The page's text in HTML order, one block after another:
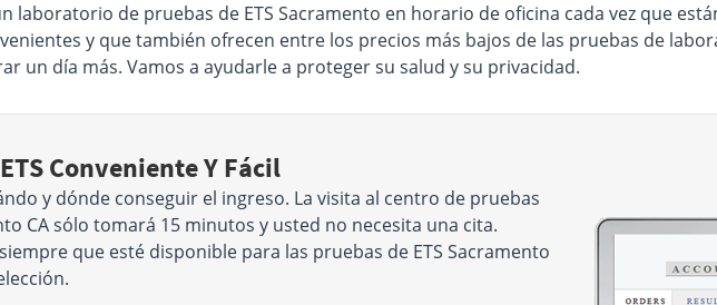
laboratorio de pruebas de ETS Sacramento en horario de oficina cada vez que
y que también ofrecen entre los precios más bajos de las pruebas de
un día más. Vamos a ayudarle a proteger su salud y su privacidad.
Conveniente Y Fácil
y dónde conseguir el ingreso. La visita al centro de pruebas
CA sólo tomará 15 minutos y usted no necesita una cita.
que esté disponible para las pruebas de ETS Sacramento